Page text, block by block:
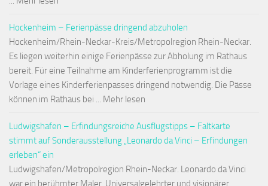
Hockenheim – Ferienpässe dringend abzuholen
Hockenheim/Rhein-Neckar-Kreis/Metropolregion Rhein-Neckar.
Es liegen weiterhin einige Ferienpässe zur Abholung im Rathaus
bereit. Für eine Teilnahme am Kinderferienprogramm ist die
Vorlage eines Kinderferienpasses dringend notwendig. Die Pässe
können im Rathaus bei ... Mehr lesen
Ludwigshafen – Erfindungsreiche Ausflugstipps – Faltkarte
stimmt auf Sonderausstellung „Leonardo da Vinci – Erfindungen
erleben“ ein
Ludwigshafen/Metropolregion Rhein-Neckar. Leonardo da Vinci
war ein berühmter Maler, Universalgelehrter und visionärer